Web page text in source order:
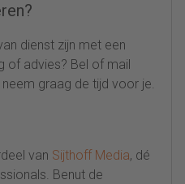
dienst zijn met een
of advies? Bel of mail
graag de tijd voor je.
van Sijthoff Media, dé
Benut de